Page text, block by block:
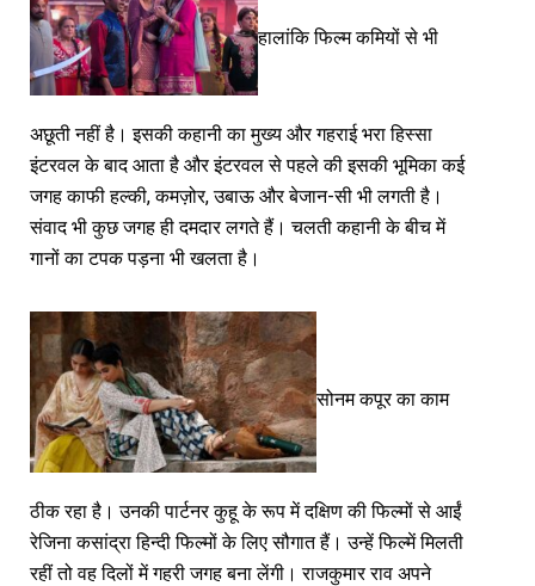
हालांकि फिल्म कमियों से भी
अछूती नहीं है। इसकी कहानी का मुख्य और गहराई भरा हिस्सा
इंटरवल के बाद आता है और इंटरवल से पहले की इसकी भूमिका कई
जगह काफी हल्की, कमज़ोर, उबाऊ और बेजान-सी भी लगती है।
संवाद भी कुछ जगह ही दमदार लगते हैं। चलती कहानी के बीच में
गानों का टपक पड़ना भी खलता है।
सोनम कपूर का काम
ठीक रहा है। उनकी पार्टनर कुहू के रूप में दक्षिण की फिल्मों से आईं
रेजिना कसांद्रा हिन्दी फिल्मों के लिए सौगात हैं। उन्हें फिल्में मिलती
रहीं तो वह दिलों में गहरी जगह बना लेंगी। राजकुमार राव अपने